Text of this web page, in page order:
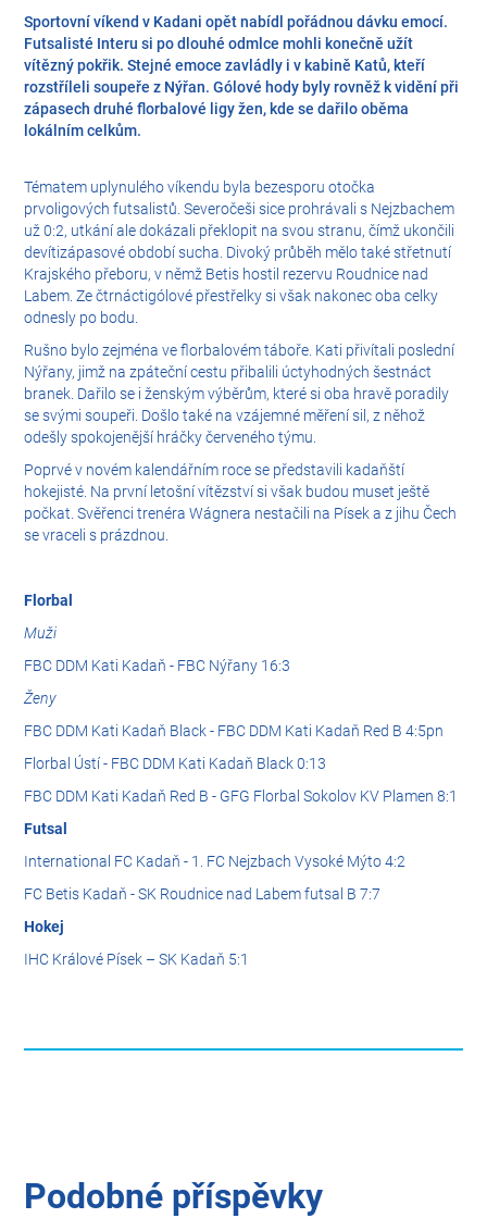
Sportovní víkend v Kadani opět nabídl pořádnou dávku emocí.
Futsalisté Interu si po dlouhé odmlce mohli konečně užít
vítězný pokřik. Stejné emoce zavládly i v kabině Katů, kteří
rozstříleli soupeře z Nýřan. Gólové hody byly rovněž k vidění při
zápasech druhé florbalové ligy žen, kde se dařilo oběma
lokálním celkům.
Tématem uplynulého víkendu byla bezesporu otočka
prvoligových futsalistů. Severočeši sice prohrávali s Nejzbachem
už 0:2, utkání ale dokázali překlopit na svou stranu, čímž ukončili
devítizápasové období sucha. Divoký průběh mělo také střetnutí
Krajského přeboru, v němž Betis hostil rezervu Roudnice nad
Labem. Ze čtrnáctigólové přestřelky si však nakonec oba celky
odnesly po bodu.
Rušno bylo zejména ve florbalovém táboře. Kati přivítali poslední
Nýřany, jimž na zpáteční cestu přibalili úctyhodných šestnáct
branek. Dařilo se i ženským výběrům, které si oba hravě poradily
se svými soupeři. Došlo také na vzájemné měření sil, z něhož
odešly spokojenější hráčky červeného týmu.
Poprvé v novém kalendářním roce se představili kadaňští
hokejisté. Na první letošní vítězství si však budou muset ještě
počkat. Svěřenci trenéra Wágnera nestačili na Písek a z jihu Čech
se vraceli s prázdnou.
Florbal
Muži
FBC DDM Kati Kadaň - FBC Nýřany 16:3
Ženy
FBC DDM Kati Kadaň Black - FBC DDM Kati Kadaň Red B 4:5pn
Florbal Ústí - FBC DDM Kati Kadaň Black 0:13
FBC DDM Kati Kadaň Red B - GFG Florbal Sokolov KV Plamen 8:1
Futsal
International FC Kadaň - 1. FC Nejzbach Vysoké Mýto 4:2
FC Betis Kadaň - SK Roudnice nad Labem futsal B 7:7
Hokej
IHC Králové Písek – SK Kadaň 5:1
Podobné příspěvky